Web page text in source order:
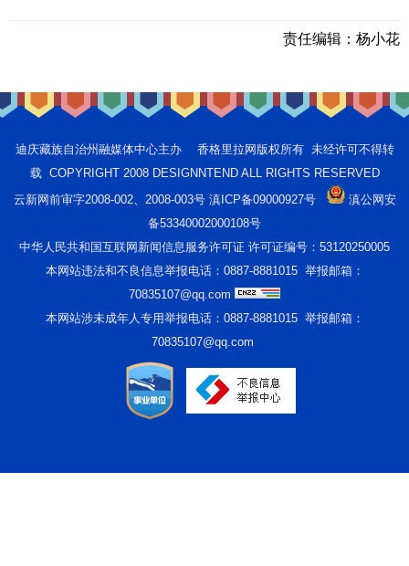
责任编辑： 杨小花
迪庆藏族自治州融媒体中心主办 香格里拉网版权所有 未经许可不得转
载 COPYRIGHT 2008 DESIGNNTEND ALL RIGHTS RESERVED
云新网前审字2008-002、2008-003号 滇ICP备09000927号
滇公网安
备53340002000108号
中华人民共和国互联网新闻信息服务许可证 许可证编号：53120250005
本网站违法和不良信息举报电话：0887-8881015 举报邮箱：
70835107@qq.com
本网站涉未成年人专用举报电话：0887-8881015 举报邮箱：
70835107@qq.com